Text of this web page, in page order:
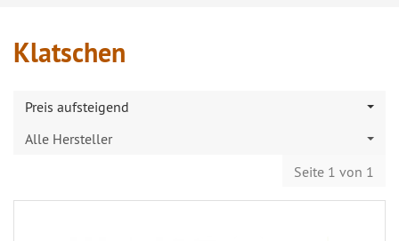
Klatschen
Preis aufsteigend
Alle Hersteller
Seite 1 von 1